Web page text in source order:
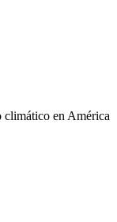
climático en América